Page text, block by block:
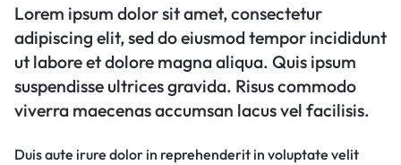
Lorem ipsum dolor sit amet, consectetur
adipiscing elit, sed do eiusmod tempor incididunt
ut labore et dolore magna aliqua. Quis ipsum
suspendisse ultrices gravida. Risus commodo
viverra maecenas accumsan lacus vel facilisis.
Duis aute irure dolor in reprehenderit in voluptate velit